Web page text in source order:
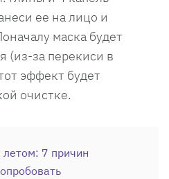
ее на лицо и
маска будет
(из-за перекиси в
эффект будет
очистке.
7 причин